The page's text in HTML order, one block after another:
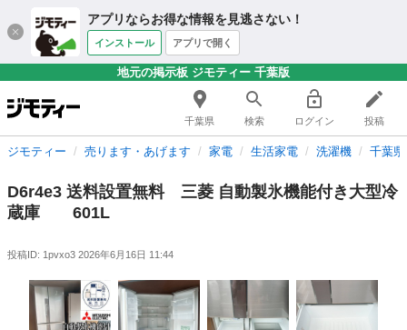
アプリならお得な情報を見逃さない！
インストール アプリで開く
地元の掲示板 ジモティー 千葉版
千葉県 検索 ログイン 投稿
ジモティー 売ります・あげます 家電 生活家電 洗濯機 千葉
D6r4e3 送料設置無料 三菱 自動製氷機能付き大型冷
蔵庫 601L
投稿ID: 1pvxo3 2026年6月16日 11:44